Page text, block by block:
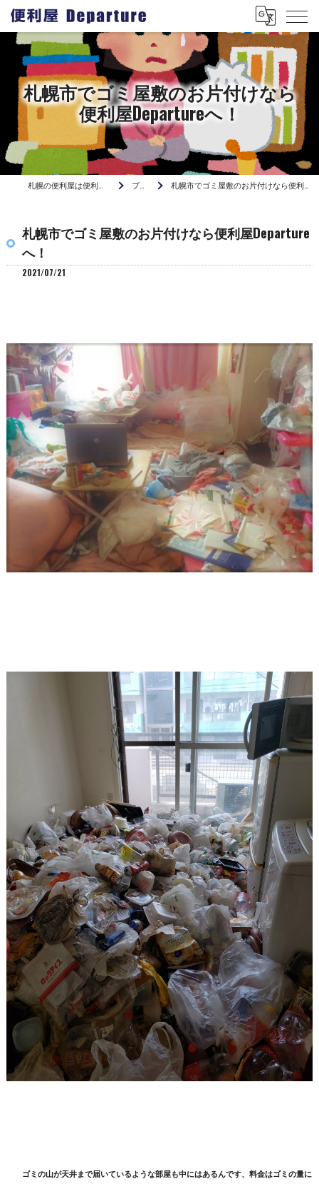
札幌市でゴミ屋敷のお片付けなら
便利屋Departureへ！
札幌の便利屋は便利屋 Departure ブログ 札幌市でゴミ屋敷のお片付けなら便利屋Departureへ！
札幌市でゴミ屋敷のお片付けなら便利屋Departure
へ！
2021/07/21
ゴミの山が天井まで届いているような部屋も中にはあるんです、料金はゴミの量に